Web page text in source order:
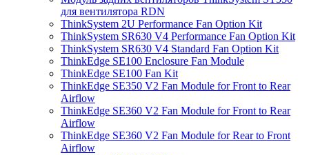
для вентилятора RDN
ThinkSystem 2U Performance Fan Option Kit
ThinkSystem SR630 V4 Performance Fan Option Kit
ThinkSystem SR630 V4 Standard Fan Option Kit
ThinkEdge SE100 Enclosure Fan Module
ThinkEdge SE100 Fan Kit
ThinkEdge SE350 V2 Fan Module for Front to Rear
Airflow
ThinkEdge SE360 V2 Fan Module for Front to Rear
Airflow
ThinkEdge SE360 V2 Fan Module for Rear to Front
Airflow